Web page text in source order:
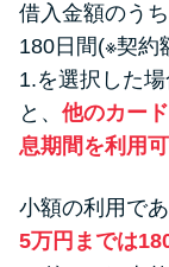
借入金額のう
180日間(※契約
1.を選択した
と、 他のカー
息期間を利用
小額の利用で
5万円までは